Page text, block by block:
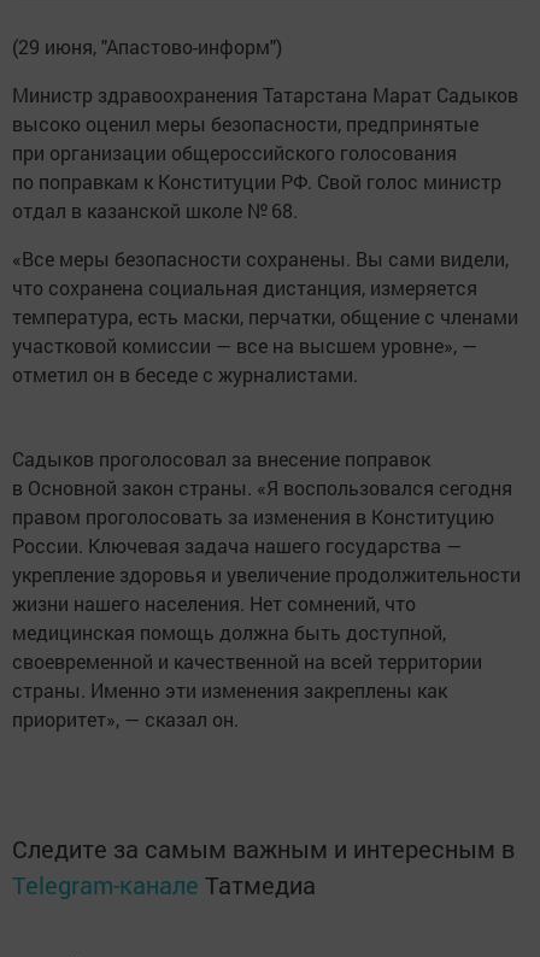
(29 июня, "Апастово-информ")
Министр здравоохранения Татарстана Марат Садыков
высоко оценил меры безопасности, предпринятые
при организации общероссийского голосования
по поправкам к Конституции РФ. Свой голос министр
отдал в казанской школе № 68.
«Все меры безопасности сохранены. Вы сами видели,
что сохранена социальная дистанция, измеряется
температура, есть маски, перчатки, общение с членами
участковой комиссии — все на высшем уровне», —
отметил он в беседе с журналистами.
Садыков проголосовал за внесение поправок
в Основной закон страны. «Я воспользовался сегодня
правом проголосовать за изменения в Конституцию
России. Ключевая задача нашего государства —
укрепление здоровья и увеличение продолжительности
жизни нашего населения. Нет сомнений, что
медицинская помощь должна быть доступной,
своевременной и качественной на всей территории
страны. Именно эти изменения закреплены как
приоритет», — сказал он.
Следите за самым важным и интересным в
Telegram-канале Татмедиа